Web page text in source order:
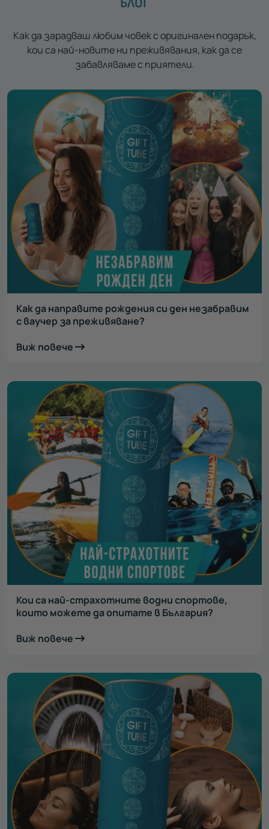
Как да зарадваш любим човек с оригинален подарък,
кои са най-новите ни преживявания, как да се
забавляваме с приятели.
Как да направите рождения си ден незабравим
с ваучер за преживяване?
Виж повече
Кои са най-страхотните водни спортове,
които можете да опитате в България?
Виж повече